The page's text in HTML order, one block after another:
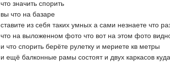
что значить спорить
вы что на базаре
ставите из себя таких умных а сами незнаете что
что на выложенном фото что вот на этом фото
и что спорить берёте рулетку и мериете кв метры
и ещё балконные рамы состоят и двух каркасов